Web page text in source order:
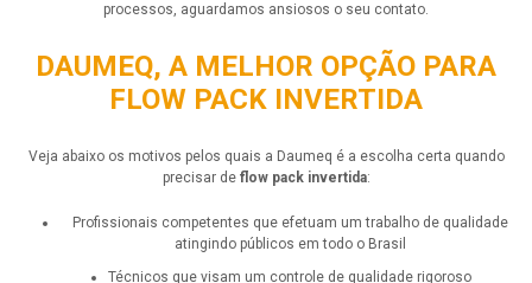
processos, aguardamos ansiosos o seu contato.
DAUMEQ, A MELHOR OPÇÃO PARA
FLOW PACK INVERTIDA
Veja abaixo os motivos pelos quais a Daumeq é a escolha certa quando
precisar de flow pack invertida:
profissionais competentes que efetuam um trabalho de qualidade
atingindo públicos em todo o Brasil
técnicos que visam um controle de qualidade rigoroso